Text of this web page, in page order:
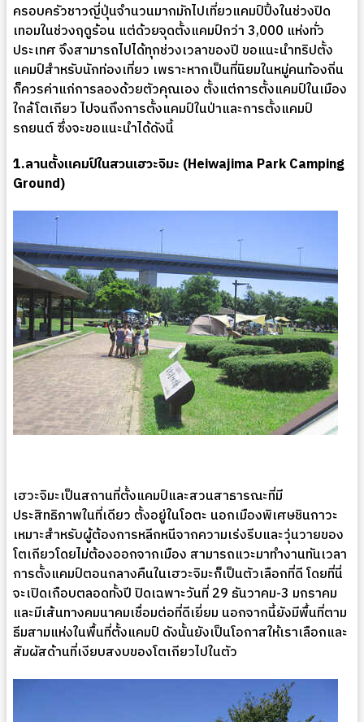
ครอบครัวชาวญี่ปุ่นจำนวนมากมักไปเที่ยวแคมป์ปิ้งในช่วงปิด
เทอมในช่วงฤดูร้อน แต่ด้วยจุดตั้งแคมป์กว่า 3,000 แห่งทั่ว
ประเทศ จึงสามารถไปได้ทุกช่วงเวลาของปี ขอแนะนำทริปตั้ง
แคมป์สำหรับนักท่องเที่ยว เพราะหากเป็นที่นิยมในหมู่คนท้องถิ่น
ก็ควรค่าแก่การลองด้วยตัวคุณเอง ตั้งแต่การตั้งแคมป์ในเมือง
ใกล้โตเกียว ไปจนถึงการตั้งแคมป์ในป่าและการตั้งแคมป์
รถยนต์ ซึ่งจะขอแนะนำได้ดังนี้
1.ลานตั้งแคมป์ในสวนเฮวะจิมะ (Heiwajima Park Camping
Ground)
เฮวะจิมะเป็นสถานที่ตั้งแคมป์และสวนสาธารณะที่มี
ประสิทธิภาพในที่เดียว ตั้งอยู่ในโอตะ นอกเมืองพิเศษชินกาวะ
เหมาะสำหรับผู้ต้องการหลีกหนีจากความเร่งรีบและวุ่นวายของ
โตเกียวโดยไม่ต้องออกจากเมือง สามารถแวะมาทำงานทันเวลา
การตั้งแคมป์ตอนกลางคืนในเฮวะจิมะก็เป็นตัวเลือกที่ดี โดยที่นี่
จะเปิดเกือบตลอดทั้งปี ปิดเฉพาะวันที่ 29 ธันวาคม-3 มกราคม
และมีเส้นทางคมนาคมเชื่อมต่อที่ดีเยี่ยม นอกจากนี้ยังมีพื้นที่ตาม
ธีมสามแห่งในพื้นที่ตั้งแคมป์ ดังนั้นยังเป็นโอกาสให้เราเลือกและ
สัมผัสด้านที่เงียบสงบของโตเกียวไปในตัว